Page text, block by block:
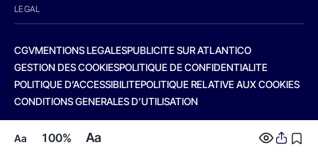
Aa 100% Aa
LEGAL
CGVMENTIONS LEGALESPUBLICITE SUR ATLANTICO
GESTION DES COOKIESPOLITIQUE DE CONFIDENTIALITE
POLITIQUE D’ACCESSIBILITEPOLITIQUE RELATIVE AUX COOKIES
CONDITIONS GENERALES D’UTILISATION